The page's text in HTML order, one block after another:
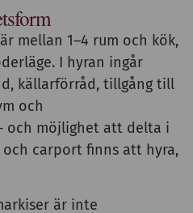
mellan 1–4 rum och kök,
I hyran ingår
källarförråd, tillgång till
och
och möjlighet att delta i
och carport finns att hyra,
är inte